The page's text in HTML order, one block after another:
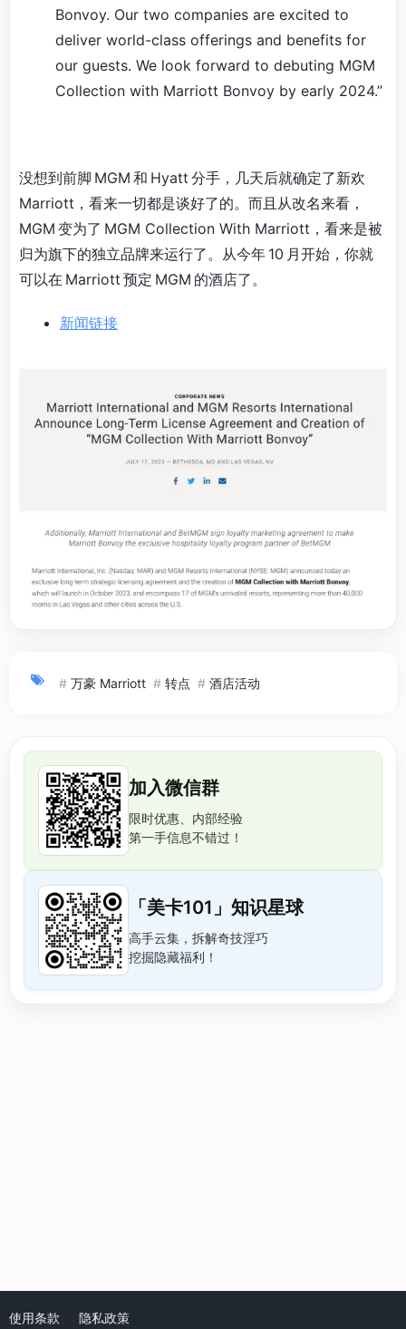
Bonvoy. Our two companies are excited to
deliver world-class offerings and benefits for
our guests. We look forward to debuting MGM
Collection with Marriott Bonvoy by early 2024.”
没想到前脚 MGM 和 Hyatt 分手，几天后就确定了新欢
Marriott，看来一切都是谈好了的。而且从改名来看，
MGM 变为了 MGM Collection With Marriott，看来是被
归为旗下的独立品牌来运行了。从今年 10 月开始，你就
可以在 Marriott 预定 MGM 的酒店了。
新闻链接
# 万豪 Marriott # 转点 # 酒店活动
加入微信群
限时优惠、内部经验
第一手信息不错过！
「美卡101」知识星球
高手云集，拆解奇技淫巧
挖掘隐藏福利！
使用条款 隐私政策